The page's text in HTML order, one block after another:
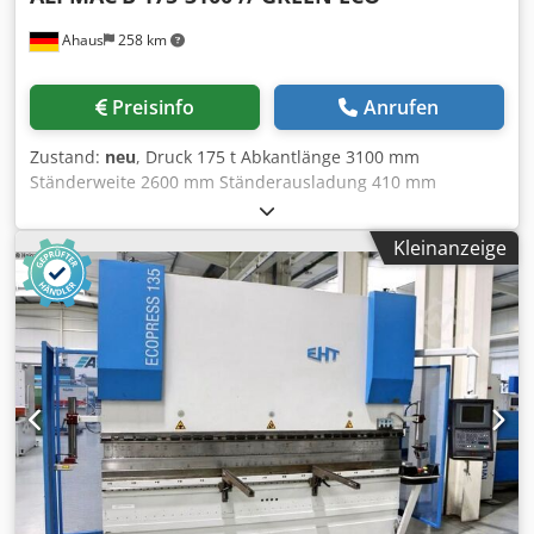
Werkzeugklemmung oben * inkl. geteilten Satz 28°
manuelle Werkzeugklemmung unten * inkl.
Matrizenadapterschiene (Breite 77 mm) * inkl. WILA
verschiebbare Auflegearme - seitliche Schutzeinrichtung
(schwenkbare Türen) - hintere Schutzeinrichtung
(schwenkbare Tür) - 1x freibewegliche Fußbedienung -
Bedienungsanleitung
Ahaus 258 km
Preisinfo Anrufen
Zustand: neu, Druck 175 t Abkantlänge 3100 mm
Ständerweite 2600 mm Ständerausladung 410 mm
Stößelgeschwindigkeit 160 mm/sec Arbeitsgeschwindigkeit
10.0 mm/sec Rückzugsgeschwindigkeit 120 mm/sec
Arbeitshub 265 mm Einbauhöhe 480 mm Tischhöhe 900
mm Tischbreite 90.0 mm Ölinhalt 230 ltr.
Betriebsspannung 400 Volt Gesamtleistungsbedarf 18.5 kW
Gewicht 10500 kg Abmessung L-B-H 4100 x 2000 x 2820
mm ALPMAC Herstellervideo : ?v=_FxXyPAcxlE ?
v=YfkX9RwWv_0 ALPMAC Produktvideo Model B : ?
v=lmT1tfy43WE weiteres Maschinenvideo : ?v=Xg1TlKEuI1w
----- MODELLREIHE B175-3100 - CNC elektro-hydraulische
Abkantpresse mit : Chodpfx Aexaa Eqoiksa * vergrößerter
Einbauhöhe * vergrößertem Zylinderhub * vergrößerter
Ausladung ----- ! HERSTELLUNG AUS ZERTIFIZIERTEN
Kleinanzeige